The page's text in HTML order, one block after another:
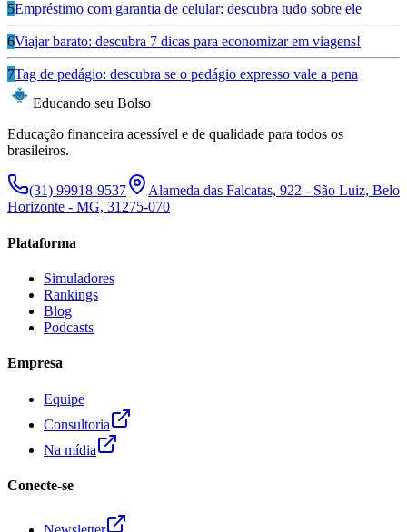
5Empréstimo com garantia de celular: descubra tudo sobre ele
6Viajar barato: descubra 7 dicas para economizar em viagens!
7Tag de pedágio: descubra se o pedágio expresso vale a pena
Educando seu Bolso
Educação financeira acessível e de qualidade para todos os
brasileiros.
(31) 99918-9537
Alameda das Falcatas, 922 - São Luiz, Belo
Horizonte - MG, 31275-070
Plataforma
Simuladores
Rankings
Blog
Podcasts
Empresa
Equipe
Consultoria
Na mídia
Conecte-se